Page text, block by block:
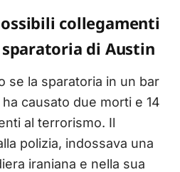
collegamenti
di Austin
se la sparatoria in un bar
causato due morti e 14
al terrorismo. Il
polizia, indossava una
iraniana e nella sua